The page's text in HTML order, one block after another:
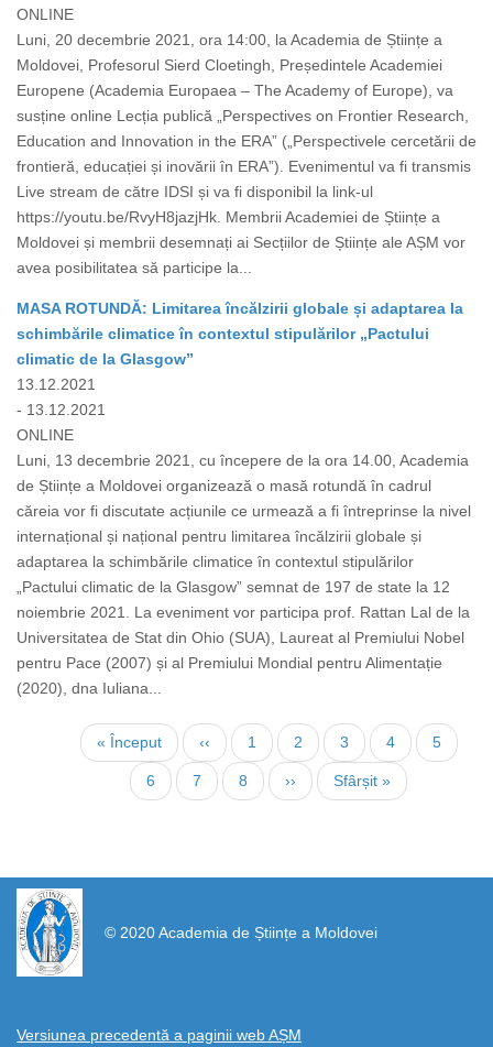
ONLINE
Luni, 20 decembrie 2021, ora 14:00, la Academia de Științe a
Moldovei, Profesorul Sierd Cloetingh, Președintele Academiei
Europene (Academia Europaea – The Academy of Europe), va
susține online Lecția publică „Perspectives on Frontier Research,
Education and Innovation in the ERA” („Perspectivele cercetării de
frontieră, educației și inovării în ERA”). Evenimentul va fi transmis
Live stream de către IDSI și va fi disponibil la link-ul
https://youtu.be/RvyH8jazjHk. Membrii Academiei de Științe a
Moldovei și membrii desemnați ai Secțiilor de Științe ale AȘM vor
avea posibilitatea să participe la...
MASA ROTUNDĂ: Limitarea încălzirii globale și adaptarea la
schimbările climatice în contextul stipulărilor „Pactului
climatic de la Glasgow”
13.12.2021
- 13.12.2021
ONLINE
Luni, 13 decembrie 2021, cu începere de la ora 14.00, Academia
de Științe a Moldovei organizează o masă rotundă în cadrul
căreia vor fi discutate acțiunile ce urmează a fi întreprinse la nivel
internațional și național pentru limitarea încălzirii globale și
adaptarea la schimbările climatice în contextul stipulărilor
„Pactului climatic de la Glasgow” semnat de 197 de state la 12
noiembrie 2021. La eveniment vor participa prof. Rattan Lal de la
Universitatea de Stat din Ohio (SUA), Laureat al Premiului Nobel
pentru Pace (2007) și al Premiului Mondial pentru Alimentație
(2020), dna Iuliana...
Нумерация
страниц
Первая
страница
« Început ←
‹‹ Страница
1 Страница
2 Страница
3 Страница
4 5
Страница
6 Страница
7 Страница
8
Следующая
страница
››
Последняя
страница
Sfârșit »
© 2020 Academia de Științe a Moldovei
Versiunea precedentă a paginii web AȘM
https://propletenie.ru/